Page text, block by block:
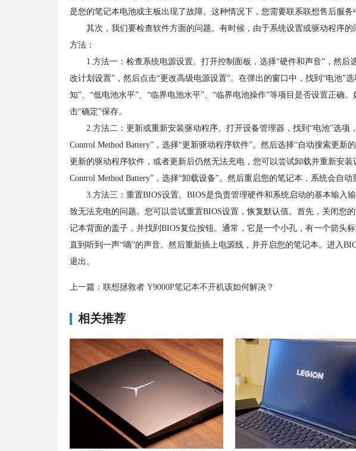
是您的笔记本电池或主板出现了故障。这种情况下，您需要联系联想售后服务
其次，我们要检查软件方面的问题。有时候，由于系统设置或驱动程序的
方法：
1.方法一：检查系统电源设置。打开控制面板，选择“硬件和声音”，然后选
改计划设置”，然后点击“更改高级电源设置”。在弹出的窗口中，找到“电池”
知”、“低电池水平”、“临界电池水平”、“临界电池操作”等项目是否设置正确
击“确定”保存。
2.方法二：更新或重新安装驱动程序。打开设备管理器，找到“电池”选项
Control Method Battery”，选择“更新驱动程序软件”。然后选择“自动搜索更
更新的驱动程序软件，或者更新后仍然无法充电，您可以尝试卸载并重新安装
Control Method Battery”，选择“卸载设备”。然后重启您的笔记本，系统会自动
3.方法三：重置BIOS设置。BIOS是负责管理硬件和系统启动的基本输入
致无法充电的问题。您可以尝试重置BIOS设置，恢复默认值。首先，关闭您
记本背面的盖子，并找到BIOS复位按钮。通常，它是一个小孔，有一个箭头
直到听到一声“嘀”的声音。然后重新插上电源线，并开启您的笔记本。进入
退出。
上一篇： 联想拯救者 Y9000P笔记本不开机该如何解决？
相关推荐